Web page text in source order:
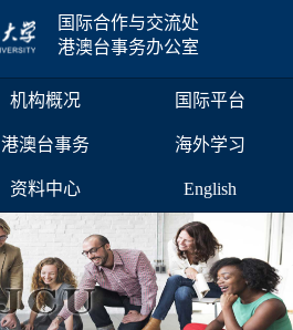
国际合作与交流处
港澳台事务办公室
机构概况 国际平台
港澳台事务 海外学习
资料中心 English